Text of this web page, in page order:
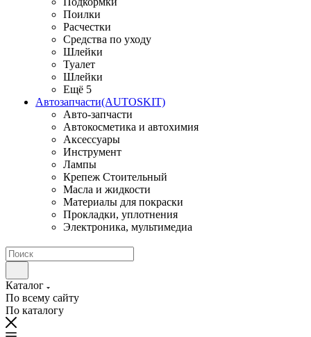
Поилки
Расчестки
Средства по уходу
Шлейки
Туалет
Шлейки
Ещё 5
Автозапчасти(AUTOSKIT)
Авто-запчасти
Автокосметика и автохимия
Аксессуары
Инструмент
Лампы
Крепеж Стоительный
Масла и жидкости
Материалы для покраски
Прокладки, уплотнения
Электроника, мультимедиа
Каталог
По всему сайту
По каталогу